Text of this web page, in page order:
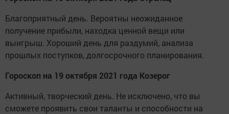
Благоприятный день. Вероятны неожиданное
получение прибыли, находка ценной вещи или
выигрыш. Хороший день для раздумий, анализа
прошлых поступков, долгосрочного планирования.
Гороскоп на 19 октября 2021 года Козерог
Активный, творческий день. Не исключено, что вы
сможете проявить свои таланты и способности на